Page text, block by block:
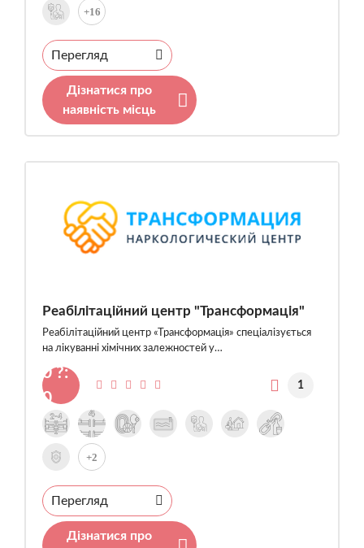
+16
Перегляд
Дізнатися про
наявність місць
Реабілітаційний центр "Трансформація"
Реабілітаційний центр «Трансформація» спеціалізується
на лікуванні хімічних залежностей у…
0 ?:
0
1
+2
Перегляд
Дізнатися про